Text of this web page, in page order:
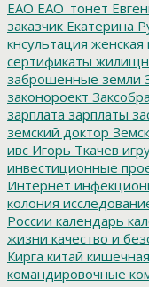
ЕАО ЕАО_тонет
заказчик Екатерина
кнсультация женская
сертификаты
заброшенные земли
законороект
зарплата зарплаты
земский доктор
ивс Игорь Ткачев
инвестиционные
Интернет
колония
России календарь
жизни качество и
Кирга китай
командировочные